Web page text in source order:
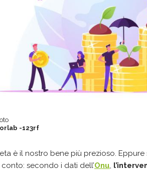
-123rf
è il nostro bene più prezioso. Eppure
secondo i dati dell’Onu,